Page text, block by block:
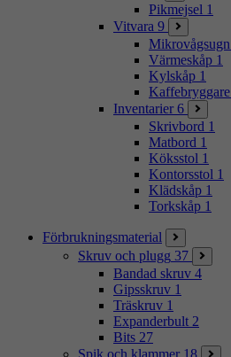
Pikmejsel 1
Vitvara 9
Mikrovågsugn
Värmeskåp 1
Kylskåp 1
Kaffebryggare
Inventarier 6
Skrivbord 1
Matbord 1
Köksstol 1
Kontorsstol 1
Klädskåp 1
Torkskåp 1
Förbrukningsmaterial
Skruv och plugg 37
Bandad skruv 4
Gipsskruv 1
Träskruv 1
Expanderbult 2
Bits 27
Spik och klammer 18